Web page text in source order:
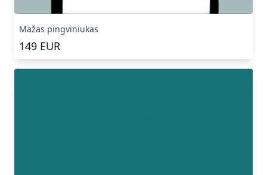
Mažas pingviniukas
149 EUR